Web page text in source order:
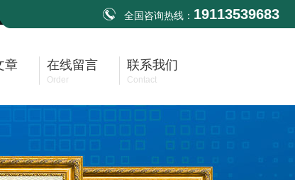
全国咨询热线： 19113539683
章 在线留言
Order
联系我们
Contact